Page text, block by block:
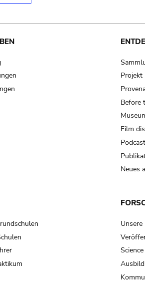
Projekt
Before
Film
Neues